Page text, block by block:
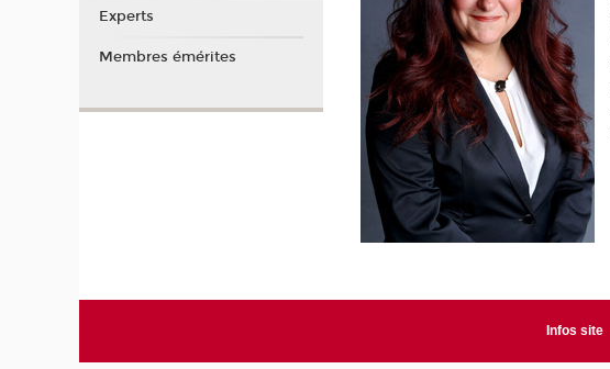
Experts
Membres émérites
Infos site